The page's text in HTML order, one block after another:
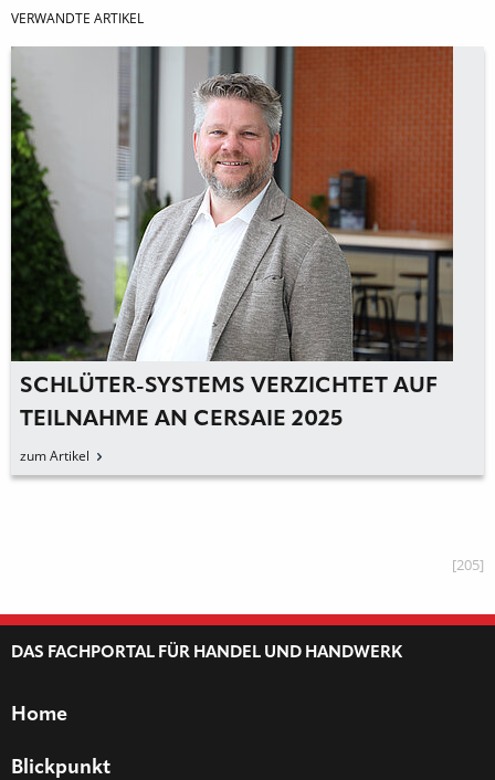
VERWANDTE ARTIKEL
SCHLÜTER-SYSTEMS VERZICHTET AUF
TEILNAHME AN CERSAIE 2025
zum Artikel
[205]
DAS FACHPORTAL FÜR HANDEL UND HANDWERK
Home
Blickpunkt